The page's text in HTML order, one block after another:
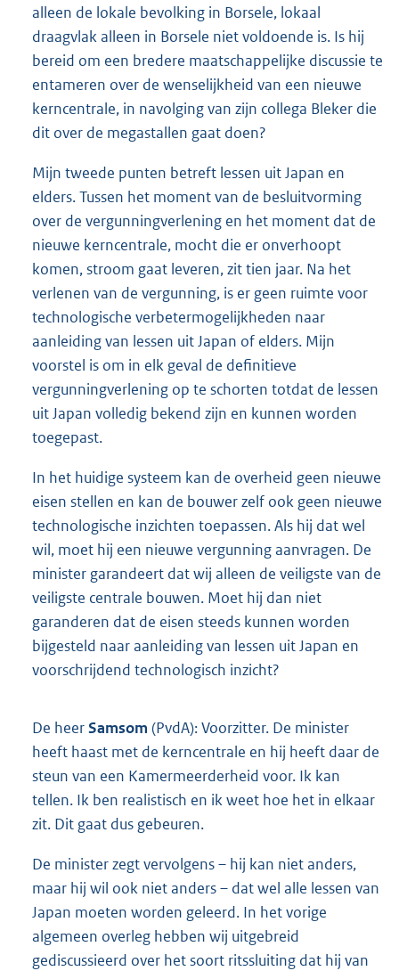
alleen de lokale bevolking in Borsele, lokaal
draagvlak alleen in Borsele niet voldoende is. Is hij
bereid om een bredere maatschappelijke discussie te
entameren over de wenselijkheid van een nieuwe
kerncentrale, in navolging van zijn collega Bleker die
dit over de megastallen gaat doen?
Mijn tweede punten betreft lessen uit Japan en
elders. Tussen het moment van de besluitvorming
over de vergunningverlening en het moment dat de
nieuwe kerncentrale, mocht die er onverhoopt
komen, stroom gaat leveren, zit tien jaar. Na het
verlenen van de vergunning, is er geen ruimte voor
technologische verbetermogelijkheden naar
aanleiding van lessen uit Japan of elders. Mijn
voorstel is om in elk geval de definitieve
vergunningverlening op te schorten totdat de lessen
uit Japan volledig bekend zijn en kunnen worden
toegepast.
In het huidige systeem kan de overheid geen nieuwe
eisen stellen en kan de bouwer zelf ook geen nieuwe
technologische inzichten toepassen. Als hij dat wel
wil, moet hij een nieuwe vergunning aanvragen. De
minister garandeert dat wij alleen de veiligste van de
veiligste centrale bouwen. Moet hij dan niet
garanderen dat de eisen steeds kunnen worden
bijgesteld naar aanleiding van lessen uit Japan en
voorschrijdend technologisch inzicht?
De heerSamsom (PvdA): Voorzitter. De minister
heeft haast met de kerncentrale en hij heeft daar de
steun van een Kamermeerderheid voor. Ik kan
tellen. Ik ben realistisch en ik weet hoe het in elkaar
zit. Dit gaat dus gebeuren.
De minister zegt vervolgens – hij kan niet anders,
maar hij wil ook niet anders – dat wel alle lessen van
Japan moeten worden geleerd. In het vorige
algemeen overleg hebben wij uitgebreid
gediscussieerd over het soort ritssluiting dat hij van